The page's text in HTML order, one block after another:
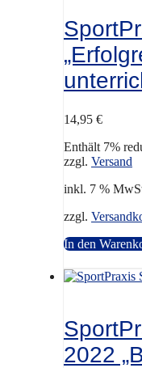
14,95 €
Enthält 7%
zzgl. Versand
inkl. 7 %
zzgl.
In den
2022